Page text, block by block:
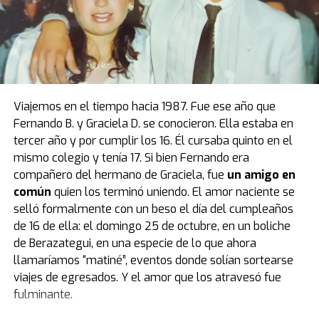
El modelo que protagoniza una de las mejores
anécdotas relacionadas a la vida de Diego estuvo de
visita por primera vez en el país, luego de casi cuatro
décadas de estadía en Europa. Fue el primer obsequio
que recibió “Pelusa” tras conquistar la Copa del Mundo
deMéxico 1986, cortesía del por entonces presidente
del Napoli, Corrado Ferlaino.
El proceso para que las llaves de aquel mítico auto
deportivo llegaran a las manos de Maradona fue
caótico.
Guillermo Coppola, exmanager del Diez, tuvo
que convencer al mismísimo Enzo Ferrari de pintar de
negro un modelo que solo conocía el rojo. Luego,
gestionó la venta del coche en un aeropuerto por un
precio mayor al que había pagado originalmente, con el
fin de reconciliar a Ferlaino con Diego. Algo de esa
historia estuvo presente en Buenos Aires.
Viajemos en el tiempo hacia 1987. Fue ese año que
Fernando B. y Graciela D. se conocieron. Ella estaba en
tercer año y por cumplir los 16. Él cursaba quinto en el
mismo colegio y tenía 17. Si bien Fernando era
compañero del hermano de Graciela, fue un amigo en
común quien los terminó uniendo. El amor naciente se
selló formalmente con un beso el día del cumpleaños
de 16 de ella: el domingo 25 de octubre, en un boliche
de Berazategui, en una especie de lo que ahora
llamaríamos “matiné”, eventos donde solían sortearse
viajes de egresados. Y el amor que los atravesó fue
fulminante.